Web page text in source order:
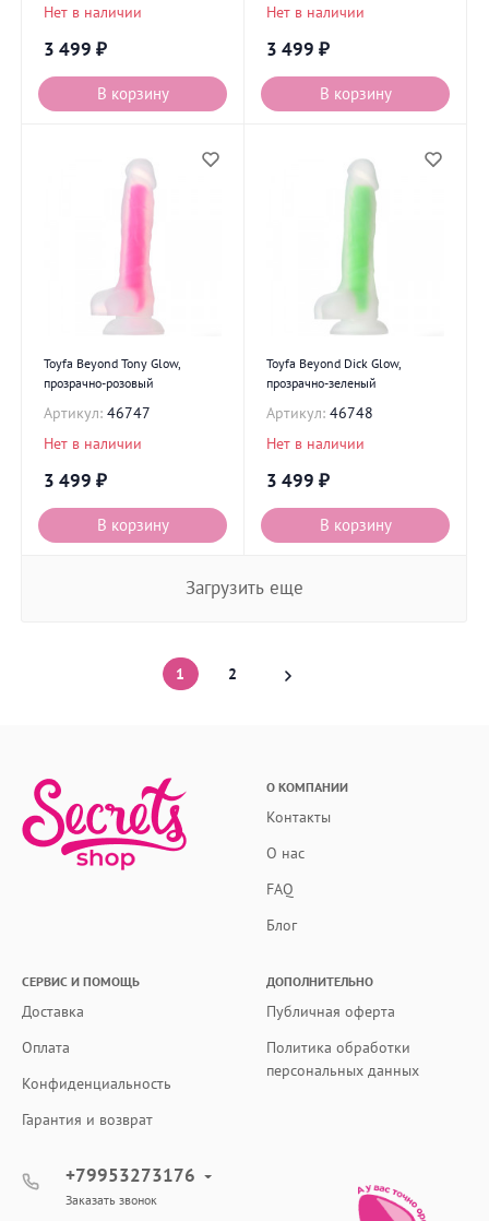
Нет в наличии
3 499 ₽
В корзину
Нет в наличии
3 499 ₽
В корзину
Toyfa Beyond Tony Glow,
прозрачно-розовый
Артикул: 46747
Нет в наличии
3 499 ₽
В корзину
Toyfa Beyond Dick Glow,
прозрачно-зеленый
Артикул: 46748
Нет в наличии
3 499 ₽
В корзину
Загрузить еще
1 2
О КОМПАНИИ
Контакты
О нас
FAQ
Блог
СЕРВИС И ПОМОЩЬ
Доставка
Оплата
Конфиденциальность
Гарантия и возврат
ДОПОЛНИТЕЛЬНО
Публичная оферта
Политика обработки
персональных данных
+79953273176
Заказать звонок